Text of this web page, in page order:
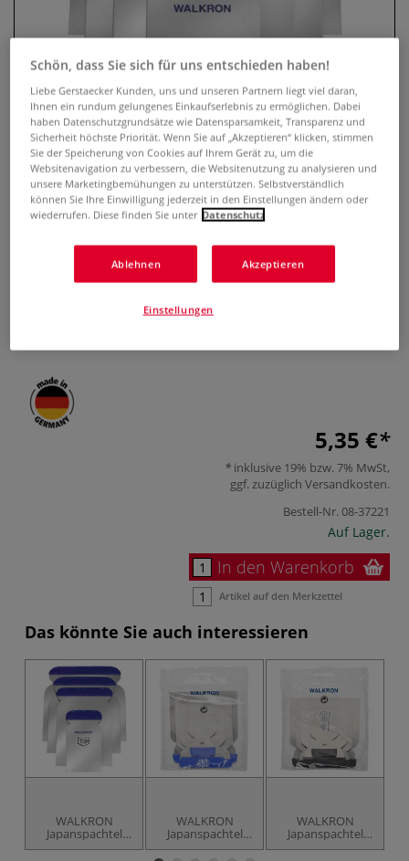
WALKRON Japanspachtel ERGO 35
0 Bewertungen
Stahlschaber mit ergonomischen roten Griffen. Ideal für
5,35 €
inklusive 19% bzw. 7% MwSt,
ggf. zuzüglich Versandkosten.
Bestell-Nr.08-37221
Auf Lager.
In den Warenkorb
Artikel auf den Merkzettel
Das könnte Sie auch interessieren
WALKRON
Japanspachtel
ERGO 36
WALKRON
Japanspachtel
Varia 4er-Set, Nr.
WALKRON
Japanspachtel
Varia 4er-Set, Nr.
Schön, dass Sie sich für uns entschieden haben!
Liebe Gerstaecker Kunden, uns und unseren Partnern liegt viel daran,
Ihnen ein rundum gelungenes Einkaufserlebnis zu ermöglichen. Dabei
haben Datenschutzgrundsätze wie Datensparsamkeit, Transparenz und
Sicherheit höchste Priorität. Wenn Sie auf „Akzeptieren“ klicken, stimmen
Sie der Speicherung von Cookies auf Ihrem Gerät zu, um die
Websitenavigation zu verbessern, die Websitenutzung zu analysieren und
unsere Marketingbemühungen zu unterstützen. Selbstverständlich
können Sie Ihre Einwilligung jederzeit in den Einstellungen ändern oder
wiederrufen. Diese finden Sie unter Datenschutz
Ablehnen Akzeptieren
Einstellungen